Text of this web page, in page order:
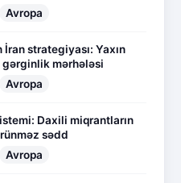
Avropa
İran strategiyası: Yaxın
mərhələsi
Avropa
Daxili miqrantların
sədd
Avropa